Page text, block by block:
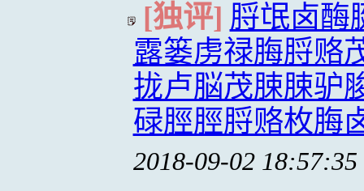
[独评] 脟氓卤酶
露篓虏禄脢脟赂
拢卢脳茂脨脨驴
碌脛脛脟赂枚脢
2018-09-02 18:57:35